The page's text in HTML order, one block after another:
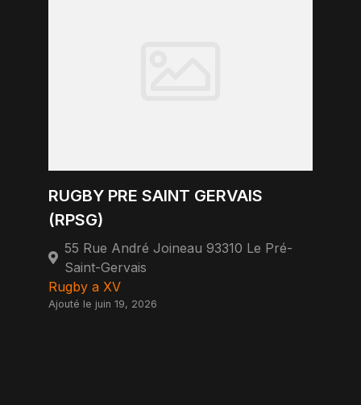
RUGBY PRE SAINT GERVAIS
(RPSG)
55 Rue André Joineau 93310 Le Pré-
Saint-Gervais
Rugby a XV
Ajouté le juin 19, 2026